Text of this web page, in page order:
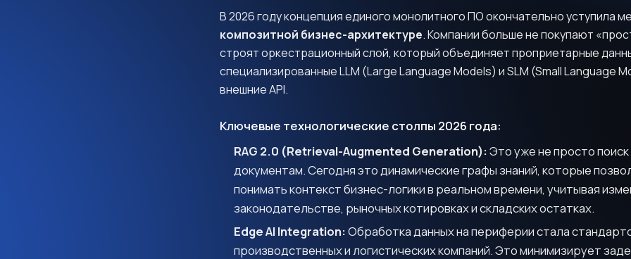
В 2026 году концепция единого монолитного ПО окончательно уступила
композитной бизнес-архитектуре. Компании больше не покупают
строят оркестрационный слой, который объединяет проприетарные
специализированные LLM (Large Language Models) и SLM (Small Language
внешние API.
Ключевые технологические столпы 2026 года:
RAG 2.0 (Retrieval-Augmented Generation):Это уже не просто поиск
документам. Сегодня это динамические графы знаний, которые
понимать контекст бизнес-логики в реальном времени, учитывая
законодательстве, рыночных котировках и складских остатках.
Edge AI Integration:Обработка данных на периферии стала
производственных и логистических компаний. Это минимизирует